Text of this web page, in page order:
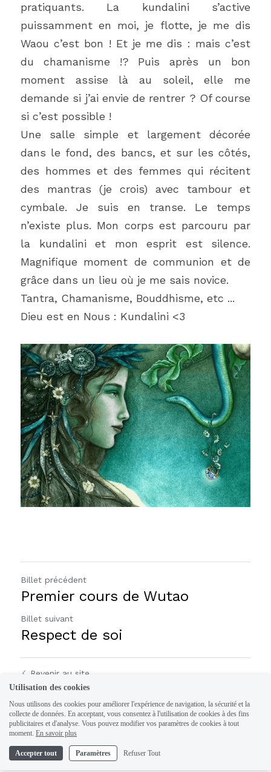
pratiquants. La kundalini s’active
puissamment en moi, je flotte, je me dis
Waou c’est bon ! Et je me dis : mais c’est
du chamanisme !? Puis après un bon
moment assise là au soleil, elle me
demande si j’ai envie de rentrer ? Of course
si c’est possible !
Une salle simple et largement décorée
dans le fond, des bancs, et sur les côtés,
des hommes et des femmes qui récitent
des mantras (je crois) avec tambour et
cymbale. Je suis en transe. Le temps
n’existe plus. Mon corps est parcouru par
la kundalini et mon esprit est silence.
Magnifique moment de communion et de
grâce dans un lieu où je me sais novice.
Tantra, Chamanisme, Bouddhisme, etc ...
Dieu est en Nous : Kundalini <3
Billet précédent
Premier cours de Wutao
Billet suivant
Respect de soi
Revenir au site
Utilisation des cookies
Nous utilisons des cookies pour améliorer l'expérience de navigation, la sécurité et la
collecte de données. En acceptant, vous consentez à l'utilisation de cookies à des fins
publicitaires et d'analyse. Vous pouvez modifier vos paramètres de cookies à tout
moment. En savoir plus
Accepter tout Paramètres Refuser Tout